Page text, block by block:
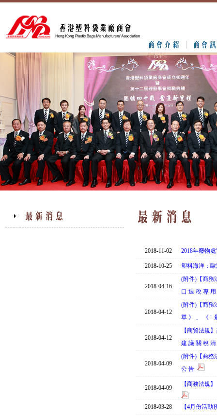
2018-11-02 2018年廢物
2018-10-25 塑料海洋：
2018-04-16
(附件)【商務
口 退 稅 專
2018-04-12
(附件)【商務
單 》 、 《 "
2018-04-12
【商貿法規
建 議 關 稅
2018-04-09
(附件)【商務
公 告
2018-04-09
【商務法規
2018-03-28 【4月份活動